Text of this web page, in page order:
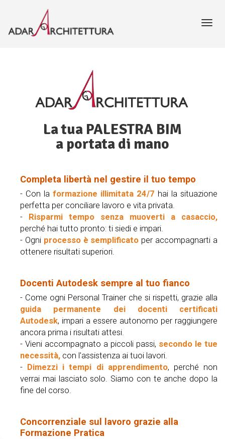
La tua PALESTRA BIM
a portata di mano
Completa libertà nel gestire il tuo tempo
- Con la formazione illimitata 24/7 hai la situazione
perfetta per conciliare lavoro e vita privata.
-
Risparmi tempo senza muoverti a casaccio,
perché hai tutto pronto: ti siedi e impari.
- Ogni processo è semplificato per accompagnarti a
ottenere risultati superiori.
Docenti Autodesk sempre al tuo fianco
- Come ogni Personal Trainer che si rispetti, grazie alla
guida permanente dei docenti certificati
Autodesk, impari a essere autonomo per raggiungere
ancora prima i risultati attesi.
- Vieni accompagnato a piccoli passi, secondo le tue
necessità, con l'assistenza ai tuoi lavori.
-
Dimezzi i tempi di apprendimento, perché non
verrai mai lasciato solo. Siamo con te anche dopo la
fine del corso.
Concorrenziale sul lavoro grazie alla
Formazione Pratica